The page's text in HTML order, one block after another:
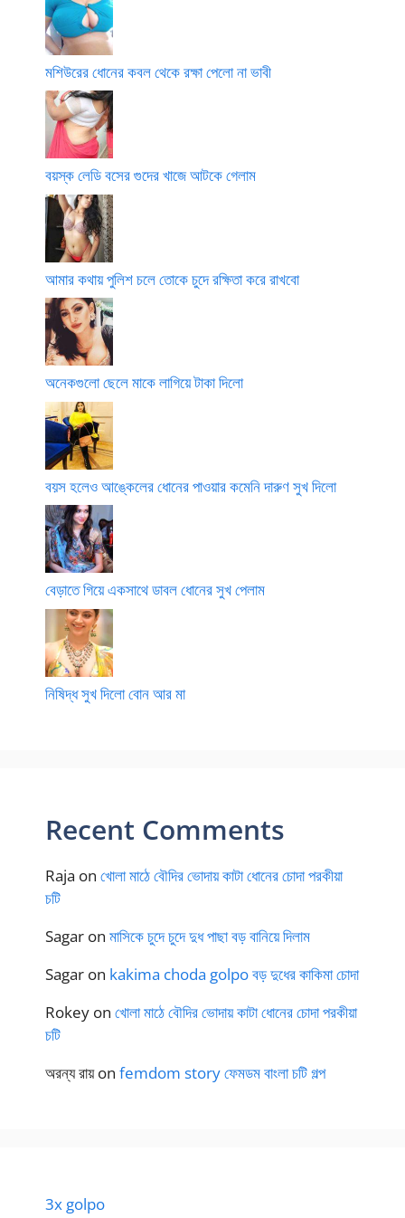
মশিউরের ধোনের কবল থেকে রক্ষা পেলো না ভাবী
বয়স্ক লেডি বসের গুদের খাজে আটকে গেলাম
আমার কথায় পুলিশ চলে তোকে চুদে রক্ষিতা করে রাখবো
অনেকগুলো ছেলে মাকে লাগিয়ে টাকা দিলো
বয়স হলেও আঙ্কেলের ধোনের পাওয়ার কমেনি দারুণ সুখ দিলো
বেড়াতে গিয়ে একসাথে ডাবল ধোনের সুখ পেলাম
নিষিদ্ধ সুখ দিলো বোন আর মা
Recent Comments
Raja on খোলা মাঠে বৌদির ভোদায় কাটা ধোনের চোদা পরকীয়া
চটি
Sagar on মাসিকে চুদে চুদে দুধ পাছা বড় বানিয়ে দিলাম
Sagar on kakima choda golpo বড় দুধের কাকিমা চোদা
Rokey on খোলা মাঠে বৌদির ভোদায় কাটা ধোনের চোদা পরকীয়া
চটি
অরন্য রায়on femdom story ফেমডম বাংলা চটি গল্প
3x golpo